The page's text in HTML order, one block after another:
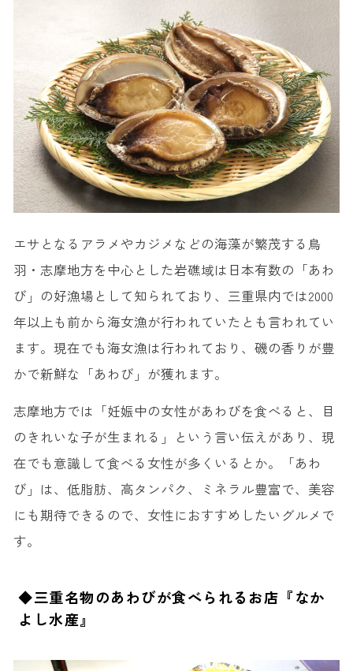
エサとなるアラメやカジメなどの海藻が繁茂する鳥
羽・志摩地方を中心とした岩礁域は日本有数の「あわ
び」の好漁場として知られており、三重県内では2000
年以上も前から海女漁が行われていたとも言われてい
ます。現在でも海女漁は行われており、磯の香りが豊
かで新鮮な「あわび」が獲れます。
志摩地方では「妊娠中の女性があわびを食べると、目
のきれいな子が生まれる」という言い伝えがあり、現
在でも意識して食べる女性が多くいるとか。「あわ
び」は、低脂肪、高タンパク、ミネラル豊富で、美容
にも期待できるので、女性におすすめしたいグルメで
す。
◆三重名物のあわびが食べられるお店『なか
よし水産』